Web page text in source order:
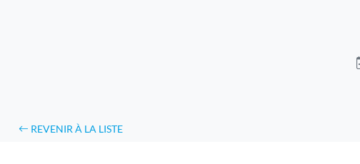
REVENIR À LA LISTE